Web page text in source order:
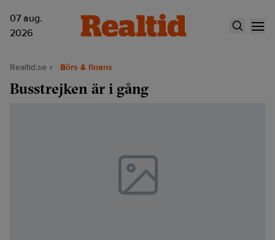
07 aug.
2026
Realtid.se Börs & finans
Busstrejken är i gång